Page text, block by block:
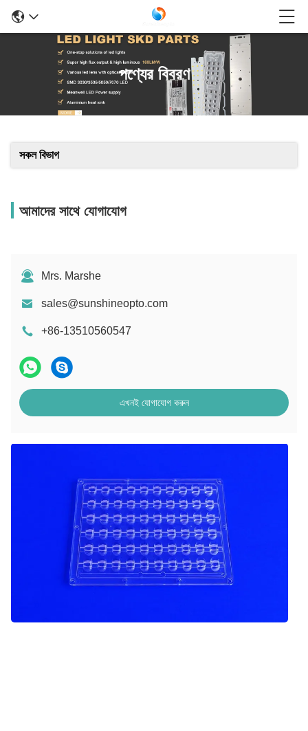
পণ্যের বিবরণ
সকল বিভাগ
আমাদের সাথে যোগাযোগ
Mrs. Marshe
sales@sunshineopto.com
+86-13510560547
এখনই যোগাযোগ করুন